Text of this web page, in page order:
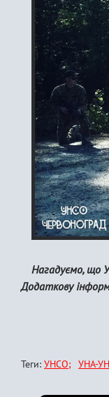
Нагадуємо, що
Додаткову
Теги: УНСО УНА-